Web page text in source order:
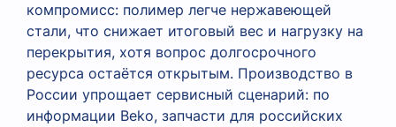
компромисс: полимер легче нержавеющей
стали, что снижает итоговый вес и нагрузку на
перекрытия, хотя вопрос долгосрочного
ресурса остаётся открытым. Производство в
России упрощает сервисный сценарий: по
информации Beko, запчасти для российских